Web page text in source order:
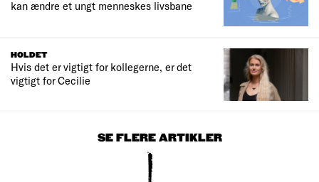
kan ændre et ungt menneskes livsbane
HOLDET
Hvis det er vigtigt for kollegerne, er det
vigtigt for Cecilie
SE FLERE ARTIKLER